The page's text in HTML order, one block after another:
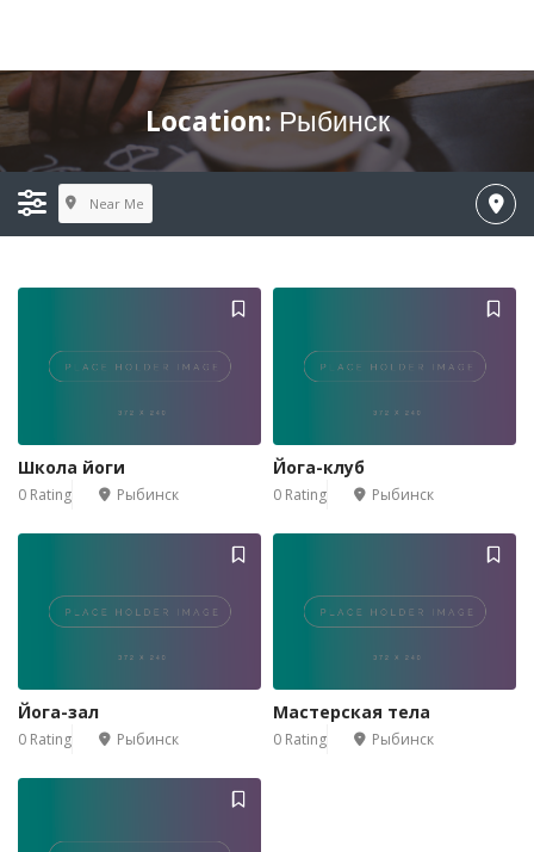
Location:Рыбинск
Near Me
Школа йоги
0 Rating Рыбинск
Йога-клуб
0 Rating Рыбинск
Йога-зал
0 Rating Рыбинск
Мастерская тела
0 Rating Рыбинск